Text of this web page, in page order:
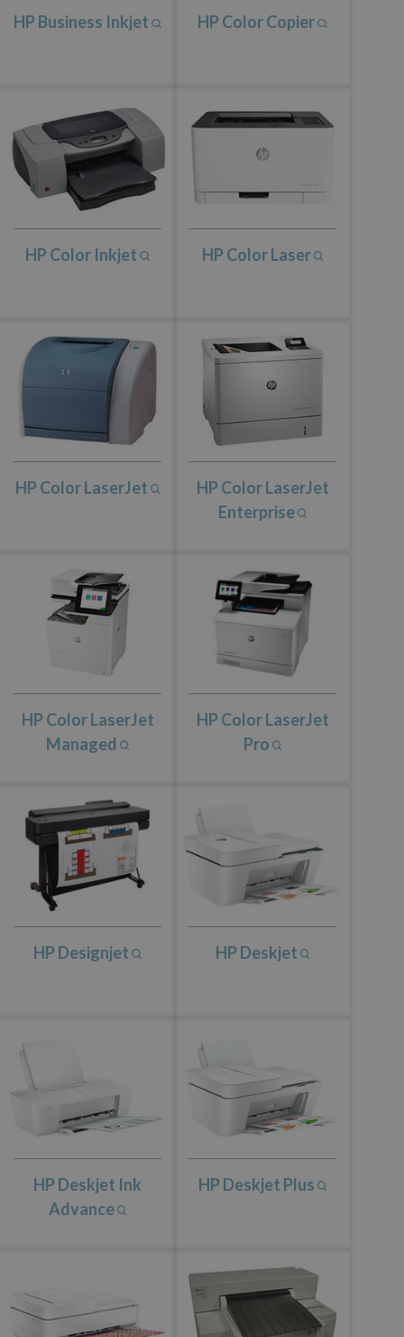
HP Business Inkjet HP Color Copier
HP Color Inkjet HP Color Laser
HP Color LaserJet
HP Color LaserJet
Enterprise
HP Color LaserJet
Managed
HP Color LaserJet
Pro
HP Designjet HP Deskjet
HP Deskjet Ink
Advance
HP Deskjet Plus